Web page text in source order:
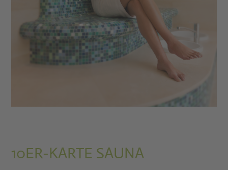
10ER-KARTE SAUNA